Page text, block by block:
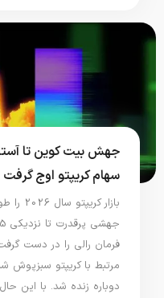
سهام کریپتو اوج گرفت
بازار
فرمان رالی را در دست
مرتبط با کریپتو سبزپوش
دوباره زنده شد. با این